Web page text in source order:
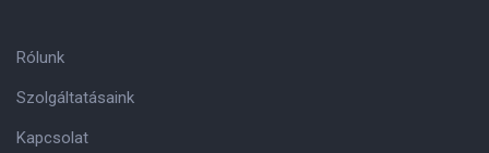
Rólunk
Szolgáltatásaink
Kapcsolat